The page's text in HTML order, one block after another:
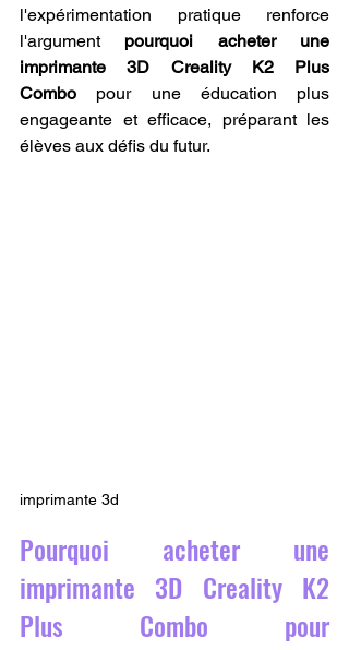
l'expérimentation pratique renforce
l'argument pourquoi acheter une
imprimante 3D Creality K2 Plus
Combo pour une éducation plus
engageante et efficace, préparant les
élèves aux défis du futur.
imprimante 3d
Pourquoi acheter une
imprimante 3D Creality K2
Plus Combo pour